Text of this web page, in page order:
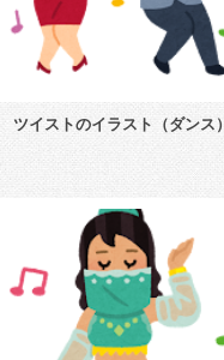
ツイストのイラスト（ダンス）